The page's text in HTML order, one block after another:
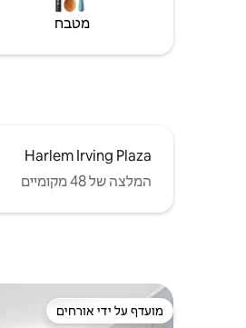
מטבח
Harlem Irving Plaza
המלצה של 48 מקומיים
מועדף על ידי אורחים
מועדף על ידי אורחים